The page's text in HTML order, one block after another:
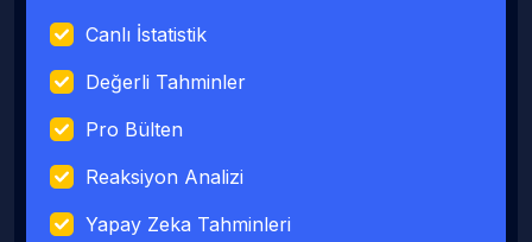
Canlı İstatistik
Değerli Tahminler
Pro Bülten
Reaksiyon Analizi
Yapay Zeka Tahminleri